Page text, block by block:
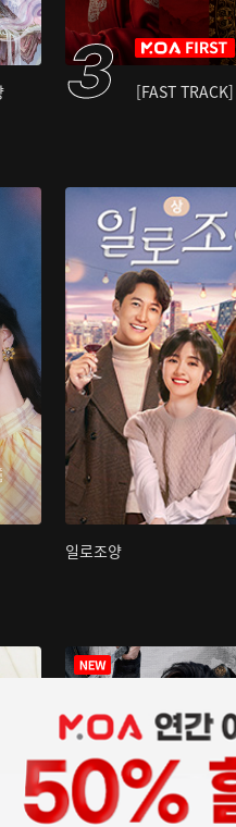
[FAST
일로조양